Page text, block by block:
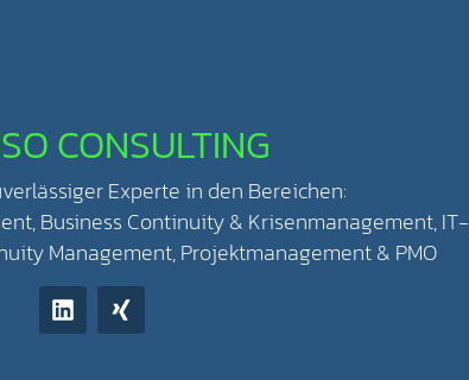
CONSULTING
Experte in den Bereichen:
Business Continuity & Krisenmanagement, IT-
Management, Projektmanagement & PMO